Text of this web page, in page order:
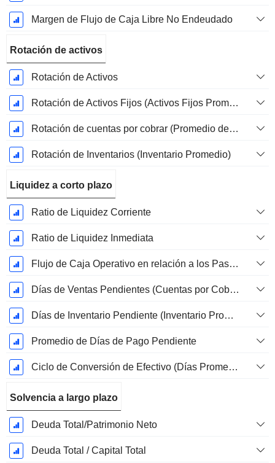
Margen de Flujo de Caja Libre No Endeudado
Rotación de activos
Rotación de Activos
Rotación de Activos Fijos (Activos Fijos Promedio)
Rotación de cuentas por cobrar (Promedio de cuentas por cobrar)
Rotación de Inventarios (Inventario Promedio)
Liquidez a corto plazo
Ratio de Liquidez Corriente
Ratio de Liquidez Inmediata
Flujo de Caja Operativo en relación a los Pasivos Corrientes
Días de Ventas Pendientes (Cuentas por Cobrar Promedio)
Días de Inventario Pendiente (Inventario Promedio)
Promedio de Días de Pago Pendiente
Ciclo de Conversión de Efectivo (Días Promedio)
Solvencia a largo plazo
Deuda Total/Patrimonio Neto
Deuda Total / Capital Total